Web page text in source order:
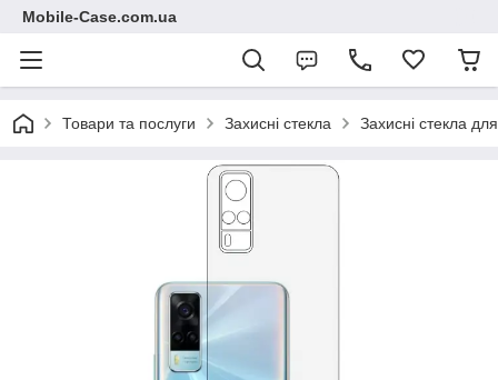
Mobile-Case.com.ua
Товари та послуги Захисні стекла Захисні стекла